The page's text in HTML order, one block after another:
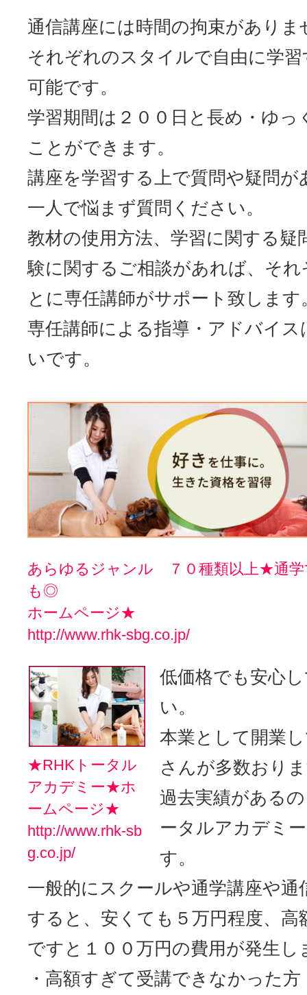
通信講座には時間の拘束がありま
それぞれのスタイルで自由に学
可能です。
学習期間は２００日と長め・ゆっ
ことができます。
講座を学習する上で質問や疑問が
一人で悩まず質問ください。
教材の使用方法、学習に関する疑
験に関するご相談があれば、そ
とに専任講師がサポート致します
専任講師による指導・アドバイス
いです。
あらゆるジャンル ７０種類以上★通
も◎
ホームページ★
http://www.rhk-sbg.co.jp/
★RHKトータル
アカデミー★ホ
ームページ★
http://www.rhk-sb
g.co.jp/
低価格でも安心
い。
本業として開業
さんが多数おり
過去実績がある
ータルアカデミ
す。
一般的にスクールや通学講座や通
すると、安くても５万円程度、高
ですと１００万円の費用が発生し
・高額すぎて受講できなかった方